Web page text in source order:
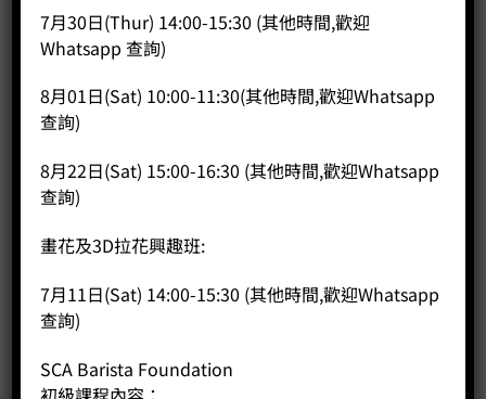
商品說明
評價 (0)
新的全彩色用戶界面
一體式奶壺
預沖泡
可拆卸衝煮組件
快熱鍋爐
一鍵式咖啡和卡布奇諾
7月30日(Thur) 14:00-15:30 (其他時間,歡迎
Whatsapp 查詢)
8月01日(Sat) 10:00-11:30(其他時間,歡迎Whatsapp
查詢)
8月22日(Sat) 15:00-16:30 (其他時間,歡迎Whatsapp
查詢)
畫花及3D拉花興趣班:
7月11日(Sat) 14:00-15:30 (其他時間,歡迎Whatsapp
查詢)
SCA Barista Foundation